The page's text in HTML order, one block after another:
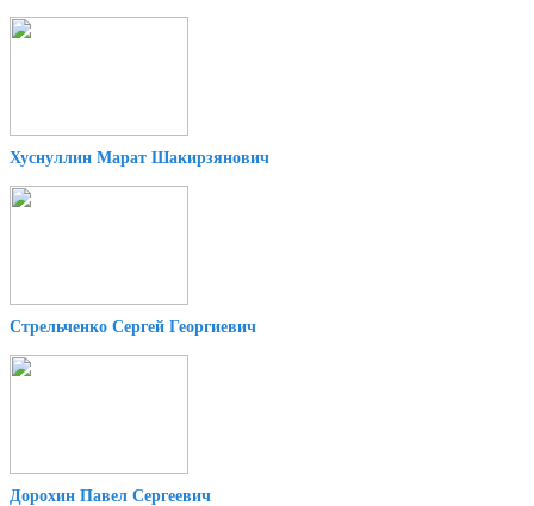
Хуснуллин Марат Шакирзянович
Стрельченко Сергей Георгиевич
Дорохин Павел Сергеевич